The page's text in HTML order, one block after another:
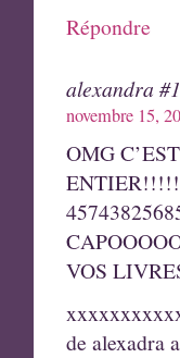
Répondre
alexandra
novembre 15,
OMG
VOS
de alexadra